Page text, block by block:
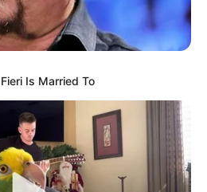
saxlanıla bilərmi?
0
Is Married To